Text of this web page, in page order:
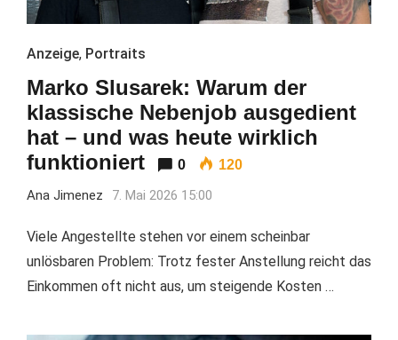
Anzeige, Portraits
Marko Slusarek: Warum der
klassische Nebenjob ausgedient
hat – und was heute wirklich
funktioniert
0 120
Ana Jimenez 7. Mai 2026 15:00
Viele Angestellte stehen vor einem scheinbar
unlösbaren Problem: Trotz fester Anstellung reicht das
Einkommen oft nicht aus, um steigende Kosten …